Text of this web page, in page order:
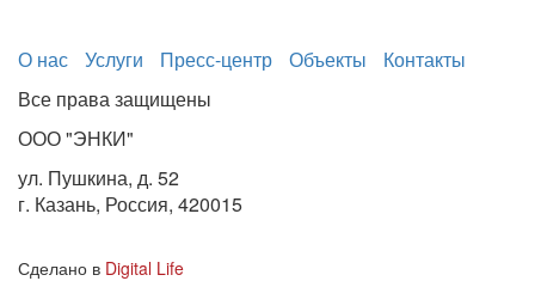
О нас Услуги Пресс-центр Объекты
Контакты
Все права защищены
ООО "ЭНКИ"
ул. Пушкина, д. 52
г. Казань, Россия, 420015
Сделано в Digital Life